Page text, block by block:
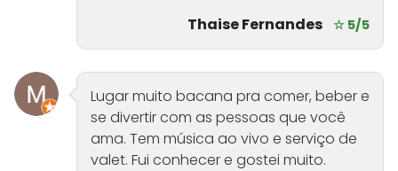
Thaise Fernandes ☆ 5/5
Lugar muito bacana pra comer, beber e
se divertir com as pessoas que você
ama. Tem música ao vivo e serviço de
valet. Fui conhecer e gostei muito.